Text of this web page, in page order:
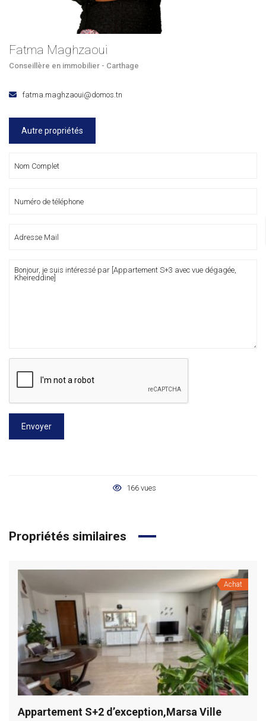
Fatma Maghzaoui
Conseillère en immobilier - Carthage
fatma.maghzaoui@domos.tn
Autre propriétés
Envoyer
166 vues
Propriétés similaires
Achat
Appartement S+2 d’exception,Marsa Ville